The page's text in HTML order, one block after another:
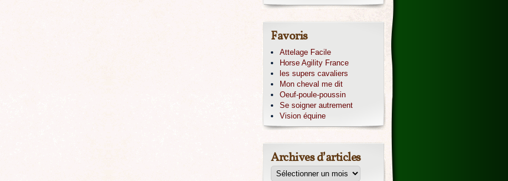
Favoris
Attelage Facile
Horse Agility France
les supers cavaliers
Mon cheval me dit
Oeuf-poule-poussin
Se soigner autrement
Vision équine
Archives d’articles